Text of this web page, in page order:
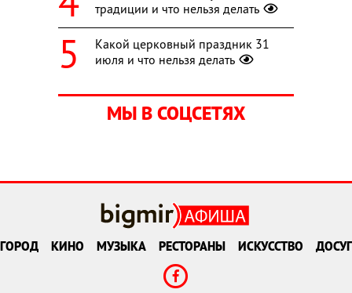
традиции и что нельзя делать
Какой церковный праздник 31
июля и что нельзя делать
МЫ В СОЦСЕТЯХ
ГОРОД КИНО МУЗЫКА РЕСТОРАНЫ ИСКУССТВО ДОСУГ